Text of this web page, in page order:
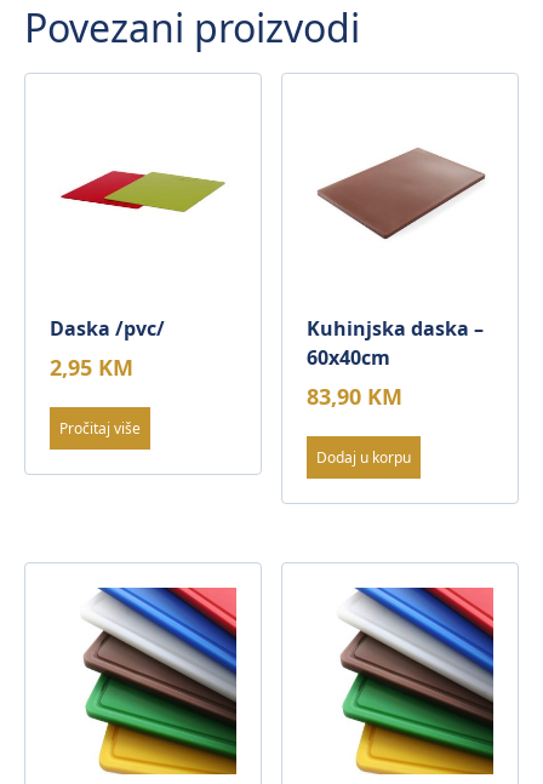
Povezani proizvodi
Daska /pvc/
2,95 KM
Pročitaj više
Kuhinjska daska –
60x40cm
83,90 KM
Dodaj u korpu